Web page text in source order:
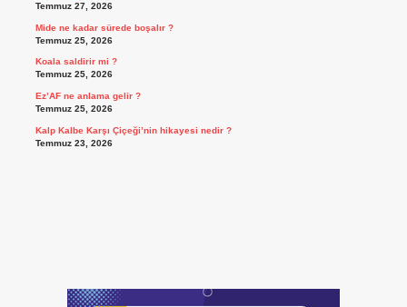
Temmuz 27, 2026
Mide ne kadar sürede boşalır ?
Temmuz 25, 2026
Koala saldirir mi ?
Temmuz 25, 2026
Ez’AF ne anlama gelir ?
Temmuz 25, 2026
Kalp Kalbe Karşı Çiçeği’nin hikayesi nedir ?
Temmuz 23, 2026